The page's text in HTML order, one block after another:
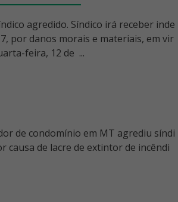
agredido. Síndico irá receber inde
por danos morais e materiais, em vir
feira, 12 de ...
de condomínio em MT agrediu síndi
causa de lacre de extintor de incêndi